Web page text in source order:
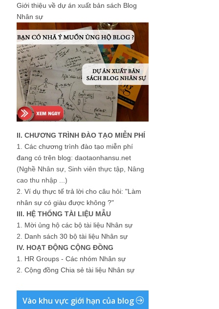
Giới thiệu về dự án xuất bản sách Blog
Nhân sự
II. CHƯƠNG TRÌNH ĐÀO TẠO MIỄN PHÍ
1. Các chương trình đào tạo miễn phí
đang có trên blog: daotaonhansu.net
(Nghề Nhân sự, Sinh viên thực tập, Nâng
cao thu nhập ...)
2. Ví dụ thực tế trả lời cho câu hỏi: "Làm
nhân sự có giàu được không ?"
III. HỆ THỐNG TÀI LIỆU MẪU
1. Mời ủng hộ các bộ tài liệu Nhân sự
2. Danh sách 30 bộ tài liệu Nhân sự
IV. HOẠT ĐỘNG CỘNG ĐỒNG
1. HR Groups - Các nhóm Nhân sự
2. Cộng đồng Chia sẻ tài liệu Nhân sự
Vào khu vực giới hạn của blog